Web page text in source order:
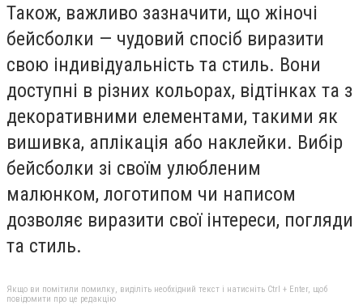
Також, важливо зазначити, що жіночі
бейсболки — чудовий спосіб виразити
свою індивідуальність та стиль. Вони
доступні в різних кольорах, відтінках та з
декоративними елементами, такими як
вишивка, аплікація або наклейки. Вибір
бейсболки зі своїм улюбленим
малюнком, логотипом чи написом
дозволяє виразити свої інтереси, погляди
та стиль.
Якщо ви помітили помилку, виділіть необхідний текст і натисніть Ctrl + Enter, щоб
повідомити про це редакцію